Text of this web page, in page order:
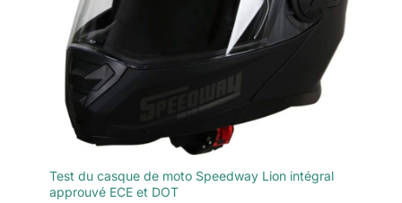
Test du casque de moto Speedway Lion intégral
approuvé ECE et DOT